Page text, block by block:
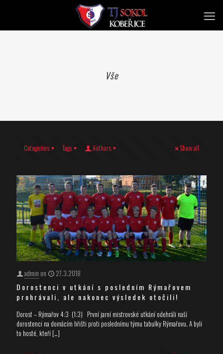
Vše
Categories Tags Authors Show all
admin on 27.3.2018
Dorostenci v utkání s posledním Rýmařovem
prohrávali, ale nakonec výsledek otočili!
Dorost – Rýmařov 4:3 (1:3) První jarní mistrovské utkání odehráli naší
dorostenci na domácím hřišti proti poslednímu týmu tabulky Rýmařovu. A byli
to hosté, kteří […]